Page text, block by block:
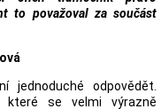
to považoval za součást
jednoduché odpovědět.
se velmi výrazně